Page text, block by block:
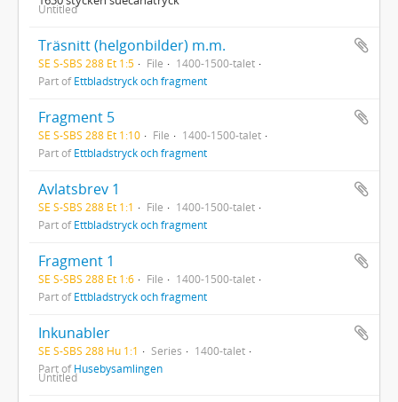
Untitled
Träsnitt (helgonbilder) m.m.
SE S-SBS 288 Et 1:5 File
1400-1500-talet
Part ofEttbladstryck och fragment
Fragment 5
SE S-SBS 288 Et 1:10 File
1400-1500-talet
Part ofEttbladstryck och fragment
Avlatsbrev 1
SE S-SBS 288 Et 1:1 File
1400-1500-talet
Part ofEttbladstryck och fragment
Fragment 1
SE S-SBS 288 Et 1:6 File
1400-1500-talet
Part ofEttbladstryck och fragment
Inkunabler
SE S-SBS 288 Hu 1:1 Series
1400-talet
Part ofHusebysamlingen
Untitled